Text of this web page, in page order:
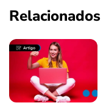
Relacionados